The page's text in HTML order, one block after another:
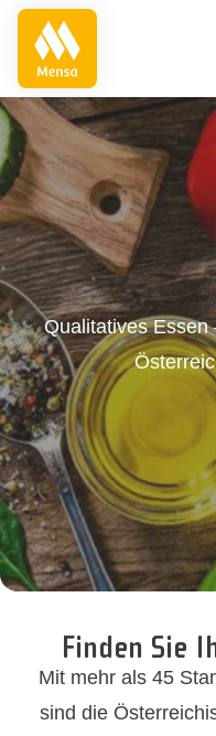
Zur Startseite von
Qualitatives Essen
Finden Sie
Mit mehr als 45
sind die